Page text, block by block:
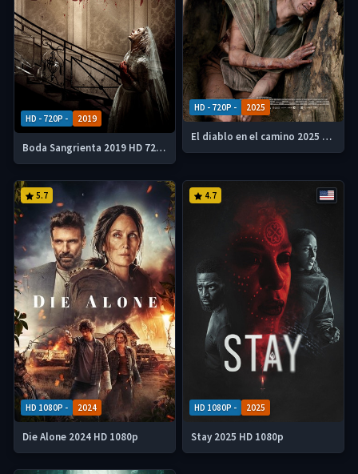
HD - 720P - 2019
Boda Sangrienta 2019 HD 720p Latino
HD - 720P - 2025
El diablo en el camino 2025 HD 720p Latino
HD 1080P - 2024
5.7
Die Alone 2024 HD 1080p
HD 1080P - 2025
4.7
Stay 2025 HD 1080p